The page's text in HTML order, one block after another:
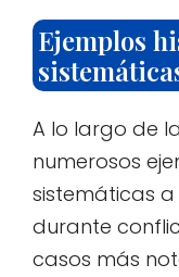
Ejemplos
A lo largo de
numerosos
sistemáticas
durante
casos más